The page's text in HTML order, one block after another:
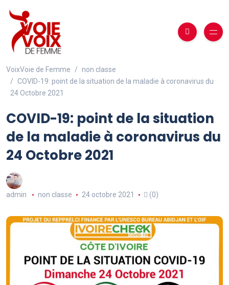
VoixVoie de Femme
non classe
COVID-19: point de la situation de la maladie à coronavirus du
24 Octobre 2021
COVID-19: point de la situation
de la maladie à coronavirus du
24 Octobre 2021
admin non classe 24 octobre 2021 (0)